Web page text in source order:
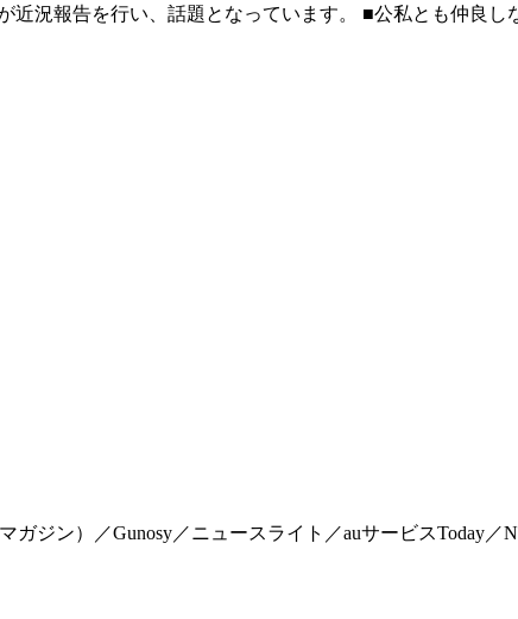
近況報告を行い、話題となっています。 ■公私とも仲良し
ガジン）／Gunosy／ニュースライト／auサービスToday／